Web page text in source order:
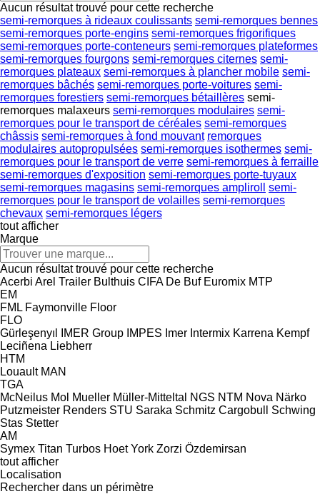
Aucun résultat trouvé pour cette recherche
semi-remorques à rideaux coulissants semi-remorques bennes
semi-remorques porte-engins semi-remorques frigorifiques
semi-remorques porte-conteneurs semi-remorques plateformes
semi-remorques fourgons semi-remorques citernes semi-
remorques plateaux semi-remorques à plancher mobile semi-
remorques bâchés semi-remorques porte-voitures semi-
remorques forestiers semi-remorques bétaillères semi-
remorques malaxeurs semi-remorques modulaires semi-
remorques pour le transport de céréales semi-remorques
châssis semi-remorques à fond mouvant remorques
modulaires autopropulsées semi-remorques isothermes semi-
remorques pour le transport de verre semi-remorques à ferraille
semi-remorques d'exposition semi-remorques porte-tuyaux
semi-remorques magasins semi-remorques ampliroll
semi-
remorques pour le transport de volailles semi-remorques
chevaux semi-remorques légers
tout afficher
Marque
Aucun résultat trouvé pour cette recherche
Acerbi Arel Trailer Bulthuis CIFA De Buf Euromix MTP
EM
FML Faymonville Floor
FLO
Gürleşenyıl
IMER Group IMPES Imer Intermix Karrena Kempf
Leciñena Liebherr
HTM
Louault MAN
TGA
McNeilus Mol Mueller Müller-Mitteltal NGS NTM Nova Närko
Putzmeister Renders STU Saraka Schmitz Cargobull
Schwing
Stas Stetter
AM
Symex Titan Turbos Hoet York Zorzi Özdemirsan
tout afficher
Localisation
Rechercher dans un périmètre